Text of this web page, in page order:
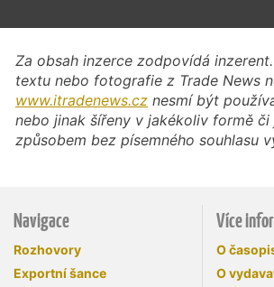
Za obsah inzerce zodpovídá
textu nebo fotografie z Trade News
www.itradenews.cz nesmí být
nebo jinak šířeny v jakékoliv formě
způsobem bez písemného souhlasu
Navigace
Rozhovory
Exportní šance
Více
O
O